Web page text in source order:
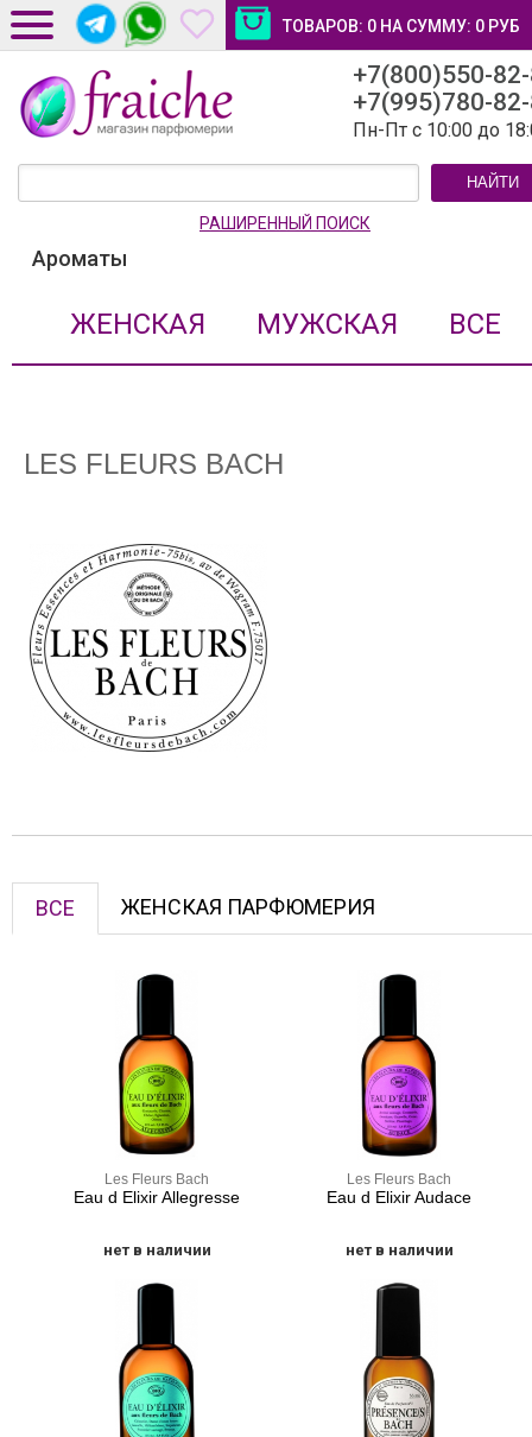
ТОВАРОВ: 0 НА СУММУ: 0 РУБ
ДОСТАВКА И ОПЛАТА
НОВОСТИ И СТАТЬИ
+7(800)550-
+7(995)780-
Пн-Пт с 10:00 до
НАЙТИ
РАШИРЕННЫЙ ПОИСК
Ароматы
ЖЕНСКАЯ МУЖСКАЯ ВСЕ
LES FLEURS BACH
ВСЕ ЖЕНСКАЯ ПАРФЮМЕРИЯ
Les Fleurs Bach
Eau d Elixir Allegresse
нет в наличии
Les Fleurs Bach
Eau d Elixir Audace
нет в наличии